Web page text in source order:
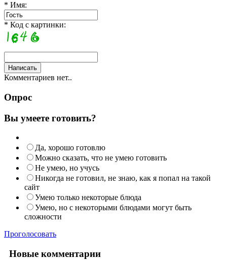
* Имя:
* Код с картинки:
Комментариев нет..
Опрос
Вы умеете готовить?
Да, хорошо готовлю
Можно сказать, что не умею готовить
Не умею, но учусь
Никогда не готовил, не знаю, как я попал на такой
сайт
Умею только некоторые блюда
Умею, но с некоторыми блюдами могут быть
сложности
Проголосовать
Новые комментарии